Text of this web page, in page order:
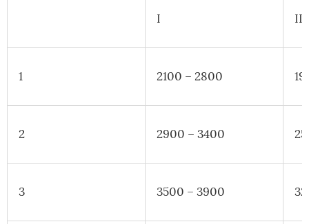
I II
1 2100 – 2800
2 2900 – 3400
3 3500 – 3900